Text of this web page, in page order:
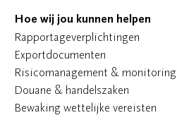
Hoe wij jou kunnen helpen
Rapportageverplichtingen
Exportdocumenten
Risicomanagement & monitoring
Douane & handelszaken
Bewaking wettelijke vereisten